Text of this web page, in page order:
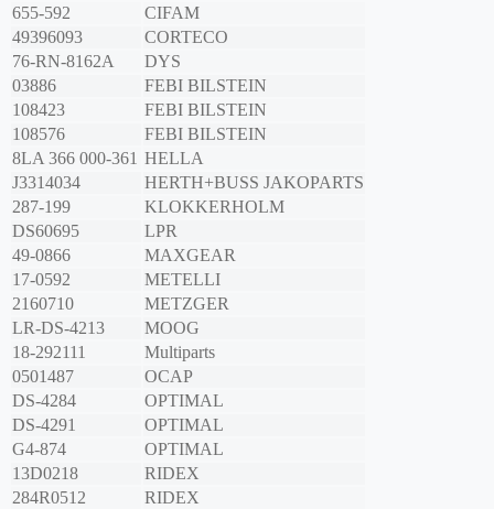
655-592
CIFAM
49396093
CORTECO
76-RN-8162A
DYS
03886
FEBI BILSTEIN
108423
FEBI BILSTEIN
108576
FEBI BILSTEIN
8LA 366 000-361 HELLA
J3314034
HERTH+BUSS JAKOPARTS
287-199
KLOKKERHOLM
DS60695
LPR
49-0866
MAXGEAR
17-0592
METELLI
2160710
METZGER
LR-DS-4213
MOOG
18-292111
Multiparts
0501487
OCAP
DS-4284
OPTIMAL
DS-4291
OPTIMAL
G4-874
OPTIMAL
13D0218
RIDEX
284R0512
RIDEX